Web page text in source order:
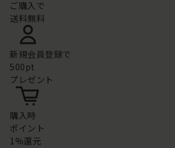
ご購入で
送料無料
新規会員登録で
500pt
プレゼント
購入時
ポイント
1%還元